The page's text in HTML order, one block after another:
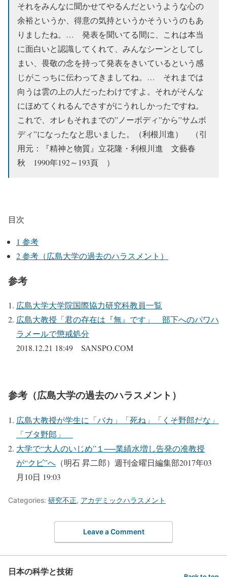
それをみんなに聞かせてやるんだというような心の
余裕というか、得意の気持というかそういうのもあ
りましたね。… 発表を聞いてる間に、これは本当
に面白いと認識してくれて、みんなシーンとしてし
まい、畏敬の念を持って発表をきいているという感
じがこっちに伝わってきましてね。… それまでは
向うは雲の上の人だったわけですよ。それがそんな
にほめてくれるんでさすがにうれしかったですね。
これで、オレもそれまでの”ノーボディ”から”サムボ
ディ”になったなと思いました。（利根川進） （引
用元：『精神と物質』立花隆・利根川進 文藝春
秋 1990年192～193頁 ）
目次
1 参考
2参考（広島大学の過去のハラスメント）
参考
広島大学大学院国際協力研究科教員一覧
広島大教授「君の存在は『無』です」 部下へのパワハ
ラメールで懲戒処分
2018.12.21 18:49 SANSPO.COM
参考（広島大学の過去のハラスメント）
広島大教授が学生に「バカ」「死ね」「くそ野郎だな」
「ブタ野郎」
大学で“大人のいじめ”１──業績水増し告発の准教授
が“クビ”へ （明石 昇二郎）週刊金曜日編集部2017年03
月10日 19:03
Categories: 研究不正, アカデミックハラスメント
Leave a Comment
日本の科学と技術